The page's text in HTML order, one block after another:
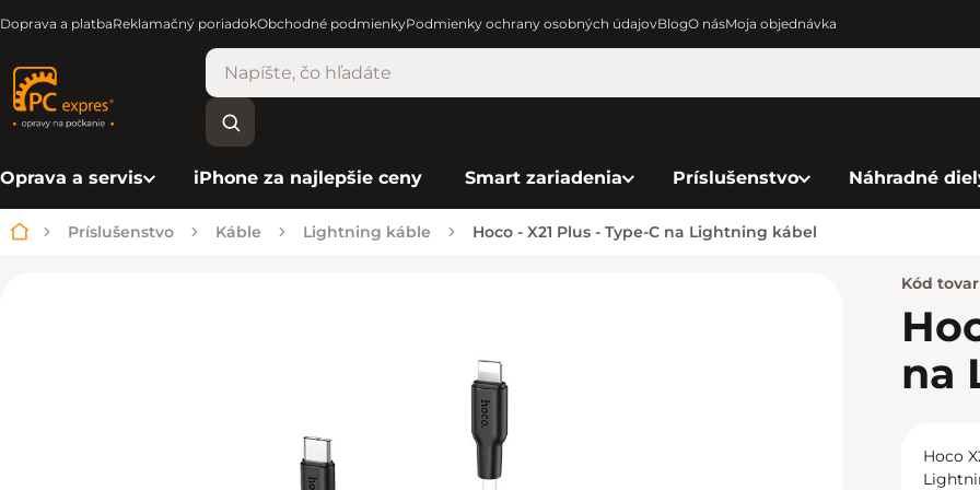
Doprava a platbaReklamačný poriadokObchodné podmienkyPodmienky ochrany osobných údajovBlogO násMoja objednávka
Oprava a servis iPhone za najlepšie ceny Smart zariadenia Príslušenstvo Náhradné
Domov
Príslušenstvo Káble Lightning káble Hoco - X21 Plus - Type-C na Lightning kábel
Kód
na
Hoco